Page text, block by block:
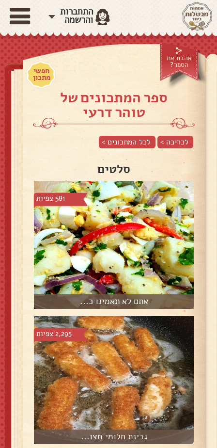
התחברות
והרשמה
אהבת את
הספר?
חפשי
מתכון
ספר המתכונים של
טוהר דרעי
לכריכה > לכל המתכונים >
סלטים
581 צפיות
אתם לא תאמינו כ...
2,295 צפיות
גבינת חלומי מצו...